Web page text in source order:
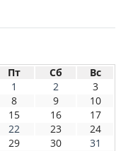
Пт Сб
Вс
1
2
3
8 9
10
15 16
17
22 23
24
29 30 31